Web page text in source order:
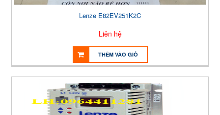
Lenze E82EV251K2C
Liên hệ
THÊM VÀO GIỎ